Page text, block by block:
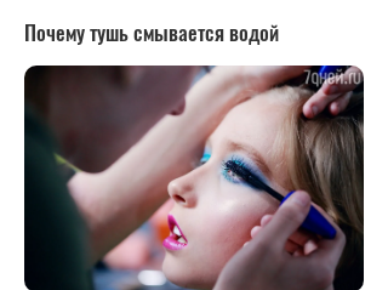
Почему тушь смывается водой